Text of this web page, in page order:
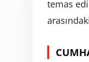
temas